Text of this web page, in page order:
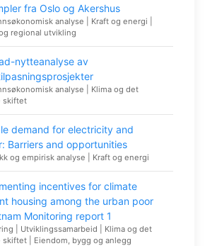
fra Oslo og Akershus
analyse | Kraft og energi |
regional utvikling
nytteanalyse av
analyse | Klima og det
skiftet
demand for electricity and
Barriers and opportunities
og empirisk analyse | Kraft og energi
incentives for climate
housing among the urban poor
Monitoring report 1
| Utviklingssamarbeid | Klima og det
skiftet | Eiendom, bygg og anlegg